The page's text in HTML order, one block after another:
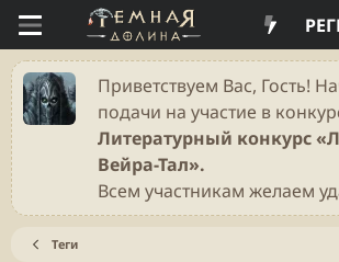
Приветствуем Вас, Гость!
подачи на участие в
Литературный конкурс
Вейра-Тал».
Всем участникам желаем
Теги